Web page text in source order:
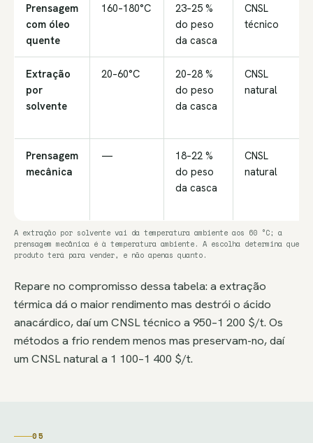
Prensagem
com óleo
quente
160–180°C
23–25 %
do peso
da casca
CNSL
técnico
Extração
por
solvente
20–60°C
20–28 %
do peso
da casca
CNSL
natural
Prensagem
mecânica
—
18–22 %
do peso
da casca
CNSL
natural
A extração por solvente vai da temperatura ambiente aos 60 °C; a
prensagem mecânica é à temperatura ambiente. A escolha determina que
produto terá para vender, e não apenas quanto.
Repare no compromisso dessa tabela: a extração
térmica dá o maior rendimento mas destrói o ácido
anacárdico, daí um CNSL técnico a 950–1 200 $/t. Os
métodos a frio rendem menos mas preservam-no, daí
um CNSL natural a 1 100–1 400 $/t.
05